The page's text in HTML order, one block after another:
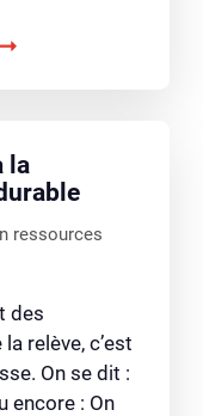
la
ressources
des
relève, c’est
On se dit :
encore : On